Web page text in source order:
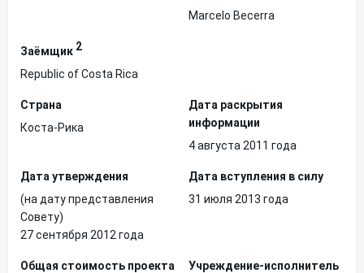
Marcelo Becerra
Заёмщик 2
Republic of Costa Rica
Страна
Коста-Рика
Дата раскрытия
информации
4 августа 2011 года
Дата утверждения
(на дату представления
Совету)
27 сентября 2012 года
Дата вступления в силу
31 июля 2013 года
Общая стоимость проекта
Учреждение-исполнитель